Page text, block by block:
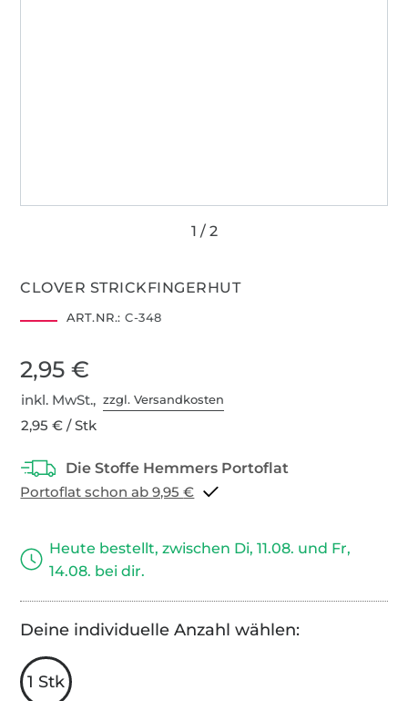
CLOVER STRICKFINGERHUT
ART.NR.: C-348
2,95 €
inkl. MwSt.,zzgl. Versandkosten
2,95 € / Stk
Portoflat schon ab 9,95 €
Heute bestellt, zwischen Di, 11.08. und Fr,
14.08. bei dir.
Deine individuelle Anzahl wählen:
1 Stk